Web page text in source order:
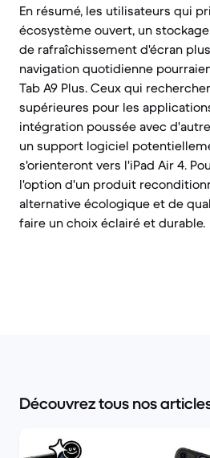
En résumé, les utilisateurs qui
écosystème ouvert, un
de rafraîchissement d'écran
navigation quotidienne
Tab A9 Plus. Ceux qui
supérieures pour les
intégration poussée avec
un support logiciel
s'orienteront vers l'iPad Air 4.
l'option d'un produit
alternative écologique et de
faire un choix éclairé et durable.
Découvrez tous nos